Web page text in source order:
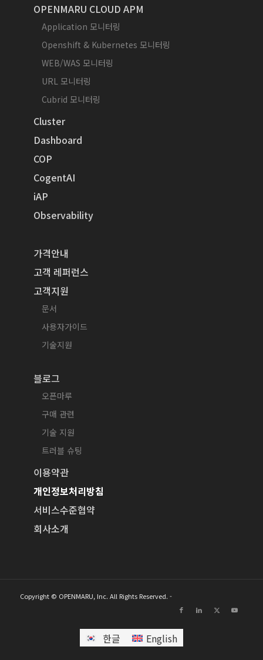
OPENMARU CLOUD APM
Application 모니터링
Openshift & Kubernetes 모니터링
WEB/WAS 모니터링
URL 모니터링
Cubrid 모니터링
Cluster
Dashboard
COP
CogentAI
iAP
Observability
가격안내
고객 레퍼런스
고객지원
문서
사용자가이드
기술지원
블로그
오픈마루
구매 관련
기술 지원
트러블 슈팅
이용약관
개인정보처리방침
서비스수준협약
회사소개
Copyright © OPENMARU, Inc. All Rights Reserved. -
한글 English